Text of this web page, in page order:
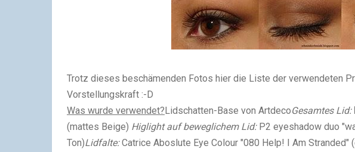
Trotz dieses beschämenden Fotos hier die Liste der verwendeten
Vorstellungskraft :-D
Was wurde verwendet?Lidschatten-Base von ArtdecoGesamtes Lid:
(mattes Beige) Higlight auf beweglichem Lid: P2 eyeshadow duo
Ton)Lidfalte:Catrice Aboslute Eye Colour "080 Help! I Am Stranded"